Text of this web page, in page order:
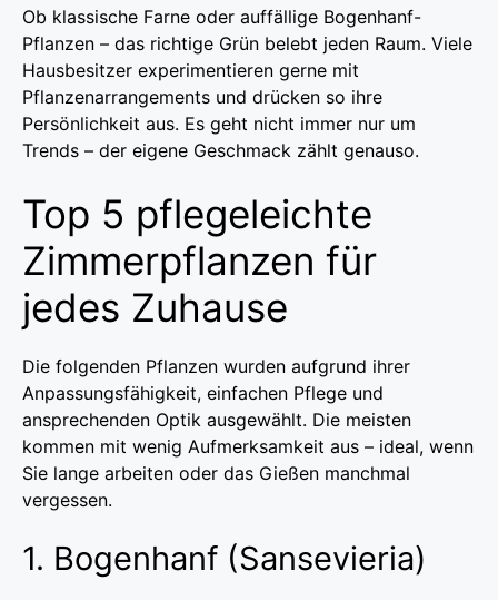
Ob klassische Farne oder auffällige Bogenhanf-
Pflanzen – das richtige Grün belebt jeden Raum. Viele
Hausbesitzer experimentieren gerne mit
Pflanzenarrangements und drücken so ihre
Persönlichkeit aus. Es geht nicht immer nur um
Trends – der eigene Geschmack zählt genauso.
Top 5 pflegeleichte
Zimmerpflanzen für
jedes Zuhause
Die folgenden Pflanzen wurden aufgrund ihrer
Anpassungsfähigkeit, einfachen Pflege und
ansprechenden Optik ausgewählt. Die meisten
kommen mit wenig Aufmerksamkeit aus – ideal, wenn
Sie lange arbeiten oder das Gießen manchmal
vergessen.
1. Bogenhanf (Sansevieria)